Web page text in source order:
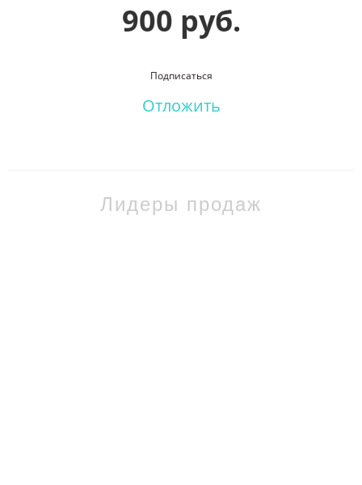
900 руб.
Подписаться
Отложить
Лидеры продаж